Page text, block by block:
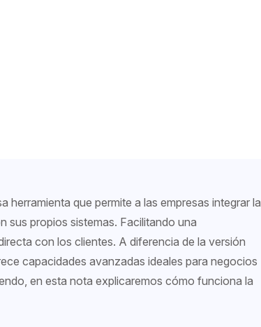
herramienta que permite a las empresas integrar la
sus propios sistemas. Facilitando una
con los clientes. A diferencia de la versión
capacidades avanzadas ideales para negocios
en esta nota explicaremos cómo funciona la